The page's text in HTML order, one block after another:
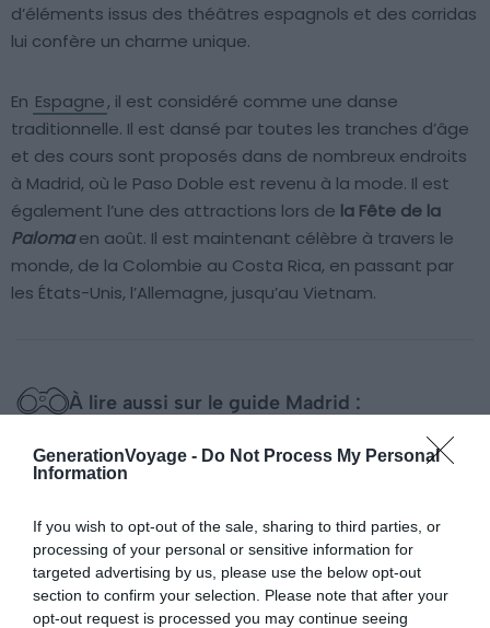
GenerationVoyage - Do Not Process My Personal
Information
If you wish to opt-out of the sale, sharing to third parties, or
processing of your personal or sensitive information for
targeted advertising by us, please use the below opt-out
section to confirm your selection. Please note that after your
opt-out request is processed you may continue seeing
d’éléments issus des théâtres espagnols et des corridas
lui confère un charme unique.
En Espagne, il est considéré comme une danse
traditionnelle. Il est dansé par toutes les tranches d’âge
et des cours sont proposés dans de nombreux endroits
à Madrid, où le Paso Doble est revenu à la mode. Il est
également l’une des attractions lors de la Fête de la
Paloma en août. Il est maintenant célèbre à travers le
monde, de la Colombie au Costa Rica, en passant par
les États-Unis, l’Allemagne, jusqu’au Vietnam.
À lire aussi sur le guide Madrid :
Visiter Madrid : 10 incontournables à faire et voir
(Espagne)
Dormir à Madrid : les meilleurs quartiers où loger
Les 12 meilleurs rooftops où boire un verre à Madrid